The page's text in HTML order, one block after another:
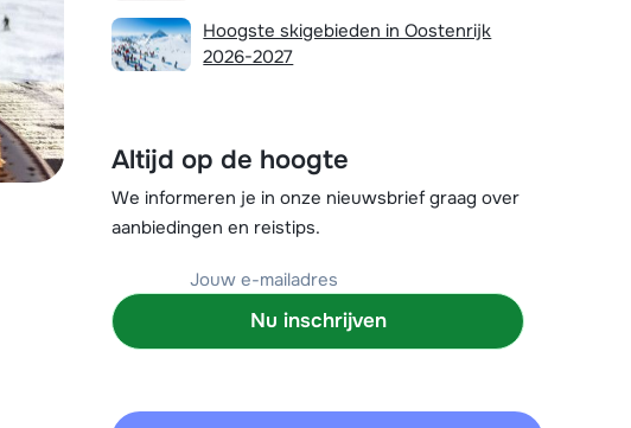
Plan een terugbelverzoek
We zijn er vandaag om 09:00 uur.
Bel ons via 03 3037838
Hoogste skigebieden in Oostenrijk
2026-2027
Altijd op de hoogte
We informeren je in onze nieuwsbrief graag over
aanbiedingen en reistips.
Nu inschrijven